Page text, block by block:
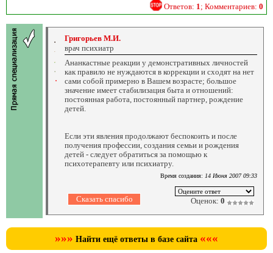
Ответов: 1 ; Комментариев: 0
Григорьев М.И.
врач психиатр
Ананкастные реакции у демонстративных личностей
как правило не нуждаются в коррекции и сходят на нет
сами собой примерно в Вашем возрасте; большое
значение имеет стабилизация быта и отношений:
постоянная работа, постоянный партнер, рождение
детей.
Если эти явления продолжают беспокоить и после
получения профессии, создания семьи и рождения
детей - следует обратиться за помощью к
психотерапевту или психиатру.
Время создания: 14 Июня 2007 09:33
Оценок: 0
»»» Найти ещё ответы в базе сайта «««